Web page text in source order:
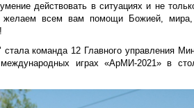
действовать в ситуациях и не
всем вам помощи Божией, мира,
команда 12 Главного управления
играх «АрМИ-2021» в